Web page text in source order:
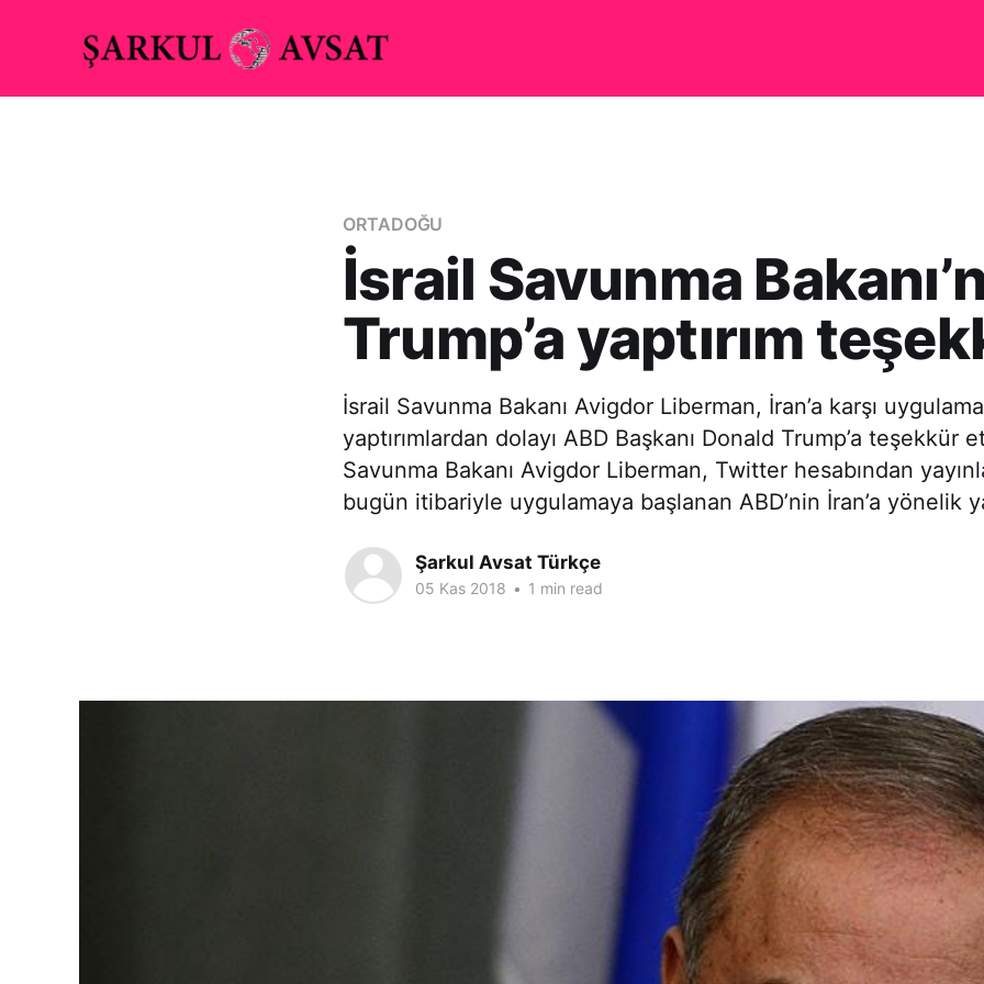
ORTADOĞU
İsrail Savunma
Trump’a yaptırım
İsrail Savunma Bakanı Avigdor Liberman, İran’a karşı
yaptırımlardan dolayı ABD Başkanı Donald Trump’a teşekkür
Savunma Bakanı Avigdor Liberman, Twitter hesabından
bugün itibariyle uygulamaya başlanan ABD’nin İran’a yönelik
Şarkul Avsat Türkçe
05 Kas 2018 • 1 min read